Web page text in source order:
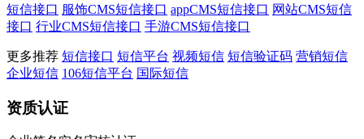
短信接口 服饰CMS短信接口 appCMS短信接口 网站CMS短信
接口 行业CMS短信接口 手游CMS短信接口
更多推荐 短信接口 短信平台 视频短信 短信验证码 营销短信
企业短信 106短信平台 国际短信
资质认证